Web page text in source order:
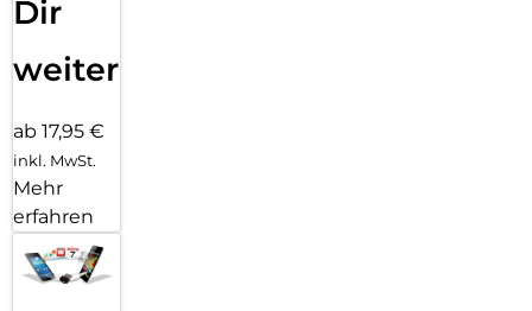
Dir
weiter
ab 17,95 €
inkl. MwSt.
Mehr
erfahren